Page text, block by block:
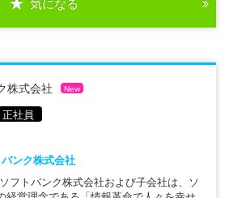
気になる
株式会社 New
正社員
ンク株式会社
フトバンク株式会社および子会社は、ソ